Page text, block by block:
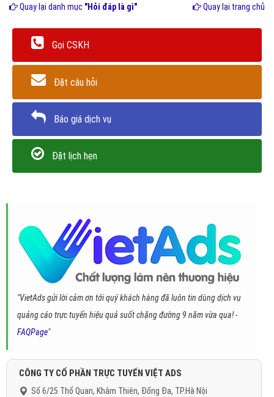
Quay lại danh mục "Hỏi đáp là gì" Quay lại trang chủ
Gọi CSKH
Đặt câu hỏi
Báo giá dịch vụ
Đặt lịch hẹn
"VietAds gửi lời cảm ơn tới quý khách hàng đã luôn tin dùng dịch vụ
quảng cáo trực tuyến hiệu quả suốt chặng đường 9 năm vừa qua! -
FAQPage"
CÔNG TY CỔ PHẦN TRỰC TUYẾN VIỆT ADS
Số 6/25 Thổ Quan, Khâm Thiên, Đống Đa, TP.Hà Nội